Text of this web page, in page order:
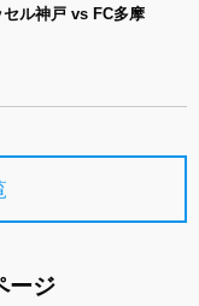
セル神戸 vs FC多摩
ージ